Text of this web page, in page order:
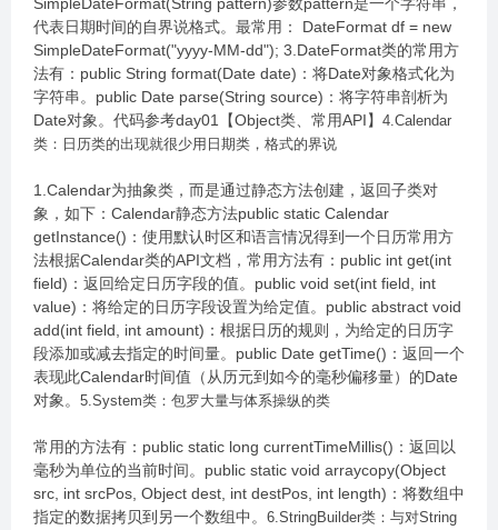
代表日期时间的自界说格式。最常用： DateFormat df = new
SimpleDateFormat("yyyy-MM-dd"); 3.DateFormat类的常用方
法有：public String format(Date date)：将Date对象格式化为
字符串。public Date parse(String source)：将字符串剖析为
Date对象。代码参考day01【Object类、常用API】 4.Calendar
类：日历类的出现就很少用日期类，格式的界说
1.Calendar为抽象类，而是通过静态方法创建，返回子类对
象，如下：Calendar静态方法public static Calendar
getInstance()：使用默认时区和语言情况得到一个日历常用方
法根据Calendar类的API文档，常用方法有：public int get(int
field)：返回给定日历字段的值。public void set(int field, int
value)：将给定的日历字段设置为给定值。public abstract void
add(int field, int amount)：根据日历的规则，为给定的日历字
段添加或减去指定的时间量。public Date getTime()：返回一个
表现此Calendar时间值（从历元到如今的毫秒偏移量）的Date
对象。 5.System类：包罗大量与体系操纵的类
常用的方法有：public static long currentTimeMillis()：返回以
毫秒为单位的当前时间。public static void arraycopy(Object
src, int srcPos, Object dest, int destPos, int length)：将数组中
指定的数据拷贝到另一个数组中。 6.StringBuilder类：与对String